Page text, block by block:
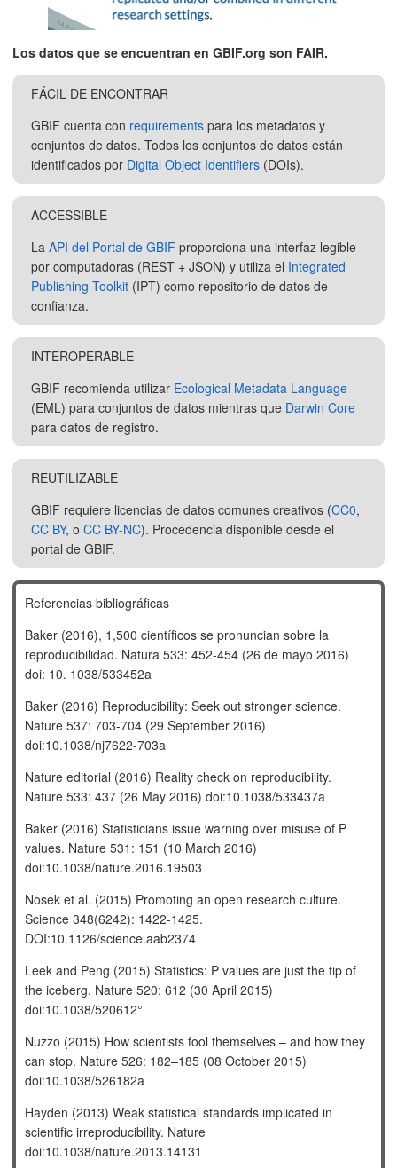
Los datos que se encuentran en GBIF.org son FAIR.
FÁCIL DE ENCONTRAR
GBIF cuenta con requirements para los metadatos y
conjuntos de datos. Todos los conjuntos de datos están
identificados por Digital Object Identifiers (DOIs).
ACCESSIBLE
La API del Portal de GBIF proporciona una interfaz legible
por computadoras (REST + JSON) y utiliza el Integrated
Publishing Toolkit (IPT) como repositorio de datos de
confianza.
INTEROPERABLE
GBIF recomienda utilizar Ecological Metadata Language
(EML) para conjuntos de datos mientras que Darwin Core
para datos de registro.
REUTILIZABLE
GBIF requiere licencias de datos comunes creativos (CC0,
CC BY, o CC BY-NC). Procedencia disponible desde el
portal de GBIF.
Referencias bibliográficas
Baker (2016), 1,500 científicos se pronuncian sobre la
reproducibilidad. Natura 533: 452-454 (26 de mayo 2016)
doi: 10. 1038/533452a
Baker (2016) Reproducibility: Seek out stronger science.
Nature 537: 703-704 (29 September 2016)
doi:10.1038/nj7622-703a
Nature editorial (2016) Reality check on reproducibility.
Nature 533: 437 (26 May 2016) doi:10.1038/533437a
Baker (2016) Statisticians issue warning over misuse of P
values. Nature 531: 151 (10 March 2016)
doi:10.1038/nature.2016.19503
Nosek et al. (2015) Promoting an open research culture.
Science 348(6242): 1422-1425.
DOI:10.1126/science.aab2374
Leek and Peng (2015) Statistics: P values are just the tip of
the iceberg. Nature 520: 612 (30 April 2015)
doi:10.1038/520612°
Nuzzo (2015) How scientists fool themselves – and how they
can stop. Nature 526: 182–185 (08 October 2015)
doi:10.1038/526182a
Hayden (2013) Weak statistical standards implicated in
scientific irreproducibility. Nature
doi:10.1038/nature.2013.14131